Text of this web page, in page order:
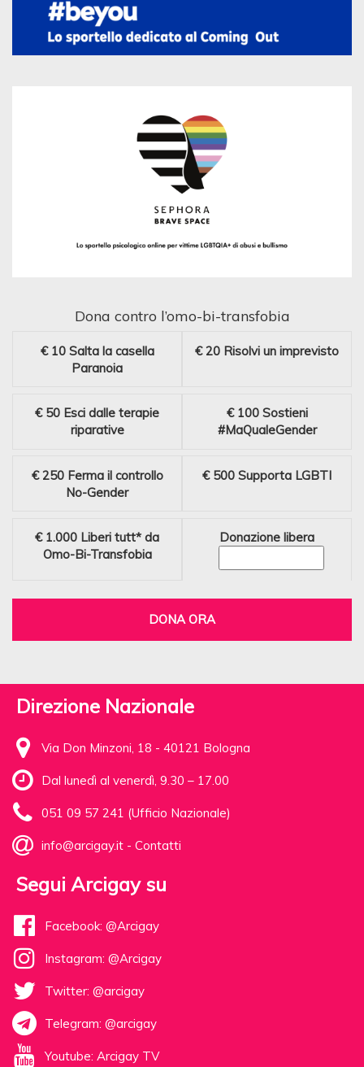
Dona contro l’omo-bi-transfobia
€ 10 Salta la casella
Paranoia
€ 20 Risolvi un imprevisto
€ 50 Esci dalle terapie
riparative
€ 100 Sostieni
#MaQualeGender
€ 250 Ferma il controllo
No-Gender
€ 500 Supporta LGBTI
€ 1.000 Liberi tutt* da
Omo-Bi-Transfobia
Donazione libera
DONA ORA
Direzione Nazionale
Via Don Minzoni, 18 - 40121 Bologna
Dal lunedì al venerdì, 9.30 – 17.00
051 09 57 241 (Ufficio Nazionale)
info@arcigay.it - Contatti
Segui Arcigay su
Facebook: @Arcigay
Instagram: @Arcigay
Twitter: @arcigay
Telegram: @arcigay
Youtube: Arcigay TV